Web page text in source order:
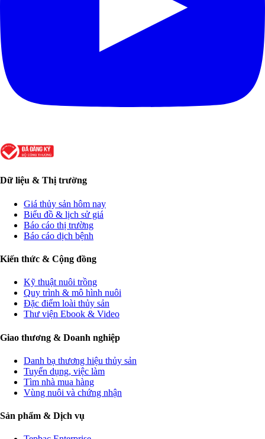
Dữ liệu & Thị trường
Giá thủy sản hôm nay
Biểu đồ & lịch sử giá
Báo cáo thị trường
Báo cáo dịch bệnh
Kiến thức & Cộng đồng
Kỹ thuật nuôi trồng
Quy trình & mô hình nuôi
Đặc điểm loài thủy sản
Thư viện Ebook & Video
Giao thương & Doanh nghiệp
Danh bạ thương hiệu thủy sản
Tuyển dụng, việc làm
Tìm nhà mua hàng
Vùng nuôi và chứng nhận
Sản phẩm & Dịch vụ